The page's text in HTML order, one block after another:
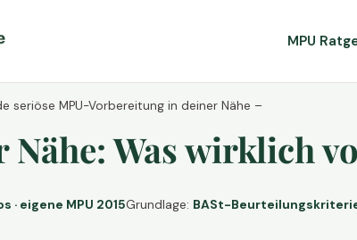
MPU
seriöse MPU-Vorbereitung in deiner Nähe –
Nähe: Was wirklich
· eigene MPU 2015Grundlage: BASt-